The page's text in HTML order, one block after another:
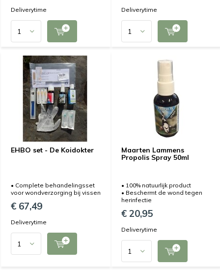
Deliverytime Deliverytime
EHBO set - De Koidokter
• Complete behandelingsset
voor wondverzorging bij vissen
€ 67,49
Deliverytime
Maarten Lammens
Propolis Spray 50ml
• 100% natuurlijk product
• Beschermt de wond tegen
her­infectie
€ 20,95
Deliverytime